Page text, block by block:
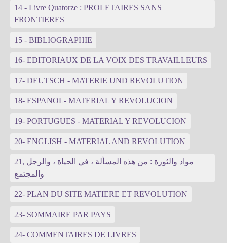
14 - Livre Quatorze : PROLETAIRES SANS
FRONTIERES
15 - BIBLIOGRAPHIE
16- EDITORIAUX DE LA VOIX DES TRAVAILLEURS
17- DEUTSCH - MATERIE UND REVOLUTION
18- ESPANOL- MATERIAL Y REVOLUCION
19- PORTUGUES - MATERIAL Y REVOLUCION
20- ENGLISH - MATERIAL AND REVOLUTION
21, مواد والثورة : من هذه المسألة ، في الحياة ، والرجل
والمجتمع
22- PLAN DU SITE MATIERE ET REVOLUTION
23- SOMMAIRE PAR PAYS
24- COMMENTAIRES DE LIVRES